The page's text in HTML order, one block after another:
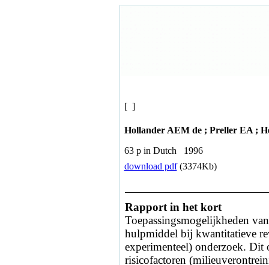
[ ]
Hollander AEM de ; Preller EA ;
63 p in Dutch 1996
download pdf(3374Kb)
Rapport in het kort
Toepassingsmogelijkheden
hulpmiddel bij kwantitatieve
experimenteel) onderzoek. Dit
risicofactoren